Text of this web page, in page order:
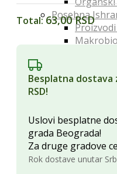
Posebna
Posna
Glina
Kapi,
Lekovita
Lekovite
9
ROZE
Total:63,00 RSD
Besplatna dostava
RSD!
Uslovi besplatne
grada Beograda!
Za druge gradove
Rok dostave unutar